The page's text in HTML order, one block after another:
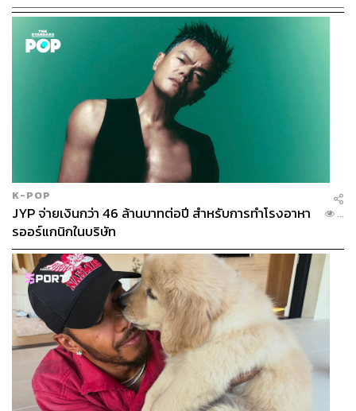
K-POP
JYP จ่ายเงินกว่า 46 ล้านบาทต่อปี สำหรับการทำโรงอาหา
รออร์แกนิกในบริษัท
...